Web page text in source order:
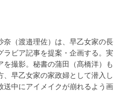
（渡邉理佐）は、早乙女家の長
ラビア記事を提案・企画する。実
を撮影。秘書の蒲田（髙橋洋）も
、早乙女家の家政婦として潜入し
送中にアイメイクが崩れるよう画